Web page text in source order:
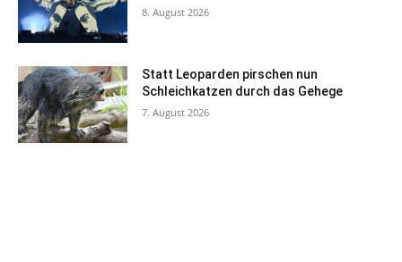
8. August 2026
Statt Leoparden pirschen nun
Schleichkatzen durch das Gehege
7. August 2026